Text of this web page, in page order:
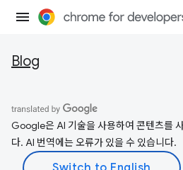
Blog
Google은 AI 기술을 사용하여 콘텐츠를
다. AI 번역에는 오류가 있을 수 있습니다.